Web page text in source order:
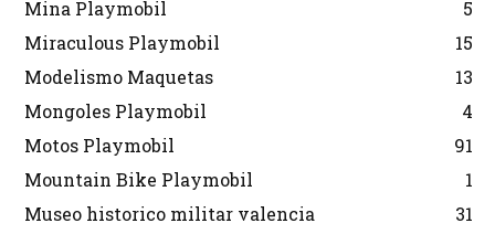
Mina Playmobil
5
Miraculous Playmobil
15
Modelismo Maquetas
13
Mongoles Playmobil
4
Motos Playmobil
91
Mountain Bike Playmobil
1
Museo historico militar valencia
31